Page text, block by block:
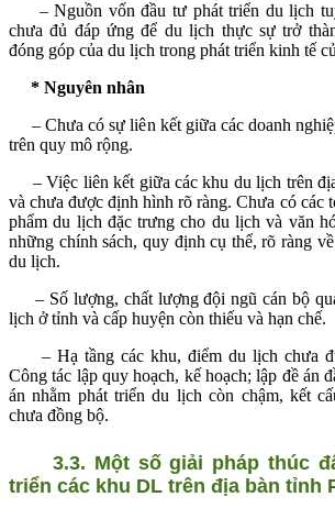
– Nguồn vốn đầu tư phát triển du lịch
chưa đủ đáp ứng để du lịch thực sự trở
đóng góp của du lịch trong phát triển kinh tế
* Nguyên nhân
– Chưa có sự liên kết giữa các doanh
trên quy mô rộng.
– Việc liên kết giữa các khu du lịch trên
và chưa được định hình rõ ràng. Chưa có các
phẩm du lịch đặc trưng cho du lịch và văn
những chính sách, quy định cụ thể, rõ ràng
du lịch.
– Số lượng, chất lượng đội ngũ cán bộ
lịch ở tỉnh và cấp huyện còn thiếu và hạn chế.
– Hạ tầng các khu, điểm du lịch chưa
Công tác lập quy hoạch, kế hoạch; lập đề án
ánnhằm phát triển du lịch còn chậm, kết
chưa đồng bộ.
3.3. Một số giải pháp thúc
triển các khu DL trên địa bàn tỉnh